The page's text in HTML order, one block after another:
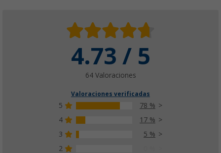
Tienda interior para dormir para avancés
(34)
49, 99€PVP79,
4.73 / 5
64 Valoraciones
Valoraciones verificadas
5
78 %
4
17 %
3
5 %
2